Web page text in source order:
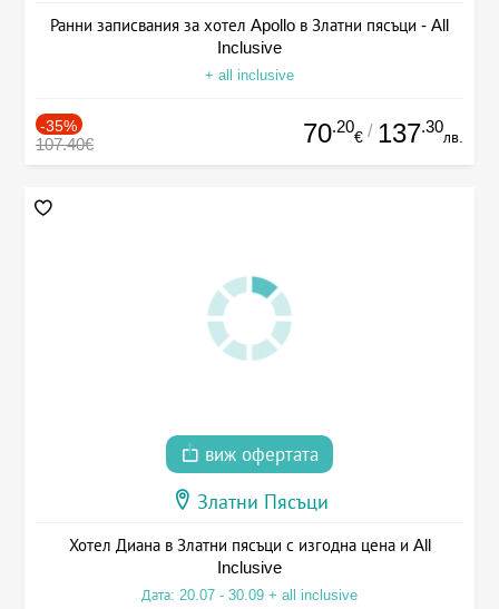
Ранни записвания за хотел Apollo в Златни пясъци - All
Inclusive
+ all inclusive
-35%
107.40€ 70.20
€ / 137.30
лв.
виж офертата
Златни Пясъци
Хотел Диана в Златни пясъци с изгодна цена и All
Inclusive
Дата: 20.07 - 30.09 + all inclusive